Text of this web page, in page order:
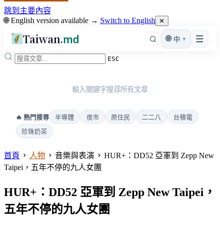
跳到主要內容
🌐 English version available → Switch to English ✕
Taiwan.md ☰
🌐 中 ▾
ESC
輸入關鍵字搜尋所有文章
🔥 熱門搜尋 半導體 夜市 原住民 二二八
台積電
珍珠奶茶
首頁 人物 音樂與表演
HUR+：DD52 亞軍到 Zepp New
Taipei，五年不停的九人女團
HUR+：DD52 亞軍到 Zepp New Taipei，
五年不停的九人女團